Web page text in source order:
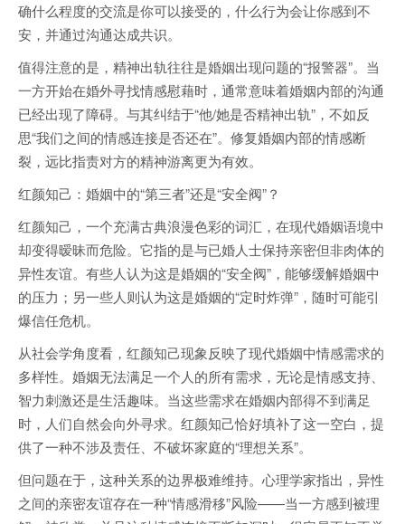
确什么程度的交流是你可以接受的，什么行为会让你感到不
安，并通过沟通达成共识。
值得注意的是，精神出轨往往是婚姻出现问题的“报警器”。当
一方开始在婚外寻找情感慰藉时，通常意味着婚姻内部的沟通
已经出现了障碍。与其纠结于“他/她是否精神出轨”，不如反
思“我们之间的情感连接是否还在”。修复婚姻内部的情感断
裂，远比指责对方的精神游离更为有效。
红颜知己：婚姻中的“第三者”还是“安全阀”？
红颜知己，一个充满古典浪漫色彩的词汇，在现代婚姻语境中
却变得暧昧而危险。它指的是与已婚人士保持亲密但非肉体的
异性友谊。有些人认为这是婚姻的“安全阀”，能够缓解婚姻中
的压力；另一些人则认为这是婚姻的“定时炸弹”，随时可能引
爆信任危机。
从社会学角度看，红颜知己现象反映了现代婚姻中情感需求的
多样性。婚姻无法满足一个人的所有需求，无论是情感支持、
智力刺激还是生活趣味。当这些需求在婚姻内部得不到满足
时，人们自然会向外寻求。红颜知己恰好填补了这一空白，提
供了一种不涉及责任、不破坏家庭的“理想关系”。
但问题在于，这种关系的边界极难维持。心理学家指出，异性
之间的亲密友谊存在一种“情感滑移”风险——当一方感到被理